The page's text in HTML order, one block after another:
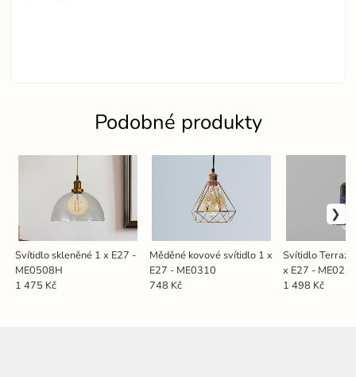
Podobné produkty
Svítidlo skleněné 1 x E27 -
ME0508H
1 475 Kč
Měděné kovové svítidlo 1 x
E27 - ME0310
748 Kč
Svítidlo
x E27 -
1 498 Kč